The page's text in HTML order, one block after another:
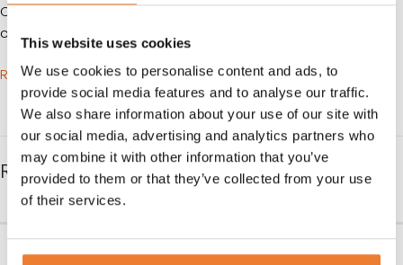
This website uses cookies
We use cookies to personalise content and ads, to
provide social media features and to analyse our traffic.
We also share information about your use of our site with
our social media, advertising and analytics partners who
may combine it with other information that you’ve
provided to them or that they’ve collected from your use
of their services.
Containern är försedd med lockbox (låskåpa) gjord i
cortenstål.
RITNING
RELATERADE PRODUKTER
Lastramp till container 180
Hänglås klass 3